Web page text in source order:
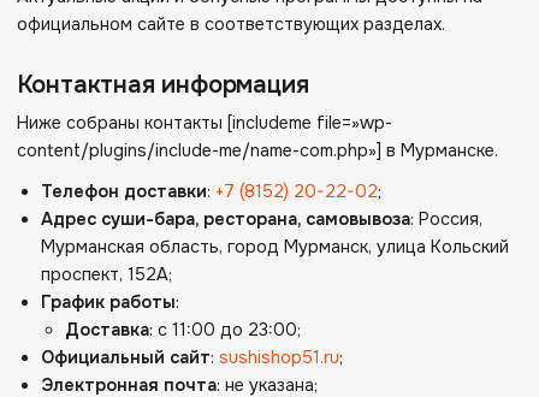
официальном сайте в соответствующих разделах.
Контактная информация
Ниже собраны контакты [includeme file=»wp-
content/plugins/include-me/name-com.php»] в Мурманске.
Телефон доставки: +7 (8152) 20-22-02;
Адрес суши-бара, ресторана, самовывоза: Россия,
Мурманская область, город Мурманск, улица Кольский
проспект, 152А;
График работы:
Доставка: с 11:00 до 23:00;
Официальный сайт: sushishop51.ru;
Электронная почта: не указана;